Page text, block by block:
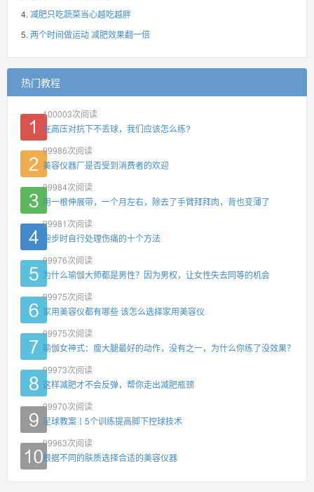
减肥只吃蔬菜当心越吃越胖
两个时间做运动 减肥效果翻一倍
热门教程
100003次阅读
在高压对抗下不丢球，我们应该怎么练?
99986次阅读
美容仪器厂是否受到消费者的欢迎
99984次阅读
用一根伸展带，一个月左右，除去了手臂拜拜肉，背也变薄了
99981 次阅读
跑步时自行处理伤痛的十个方法
99976次阅读
为什么瑜伽大师都是男性？因为男权，让女性失去同等的机会
99975次阅读
家用美容仪都有哪些 该怎么选择家用美容仪
99975次阅读
瑜伽女神式：瘦大腿最好的动作，没有之一，为什么你练了没效果？
99973次阅读
这样减肥才不会反弹，帮你走出减肥瓶颈
99970次阅读
足球教案丨5个训练提高脚下控球技术
99963次阅读
根据不同的肤质选择合适的美容仪器